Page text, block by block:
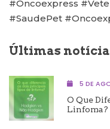
#Oncoexpress
#SaudePet
Últimas
5 DE
O Que
Linfoma?